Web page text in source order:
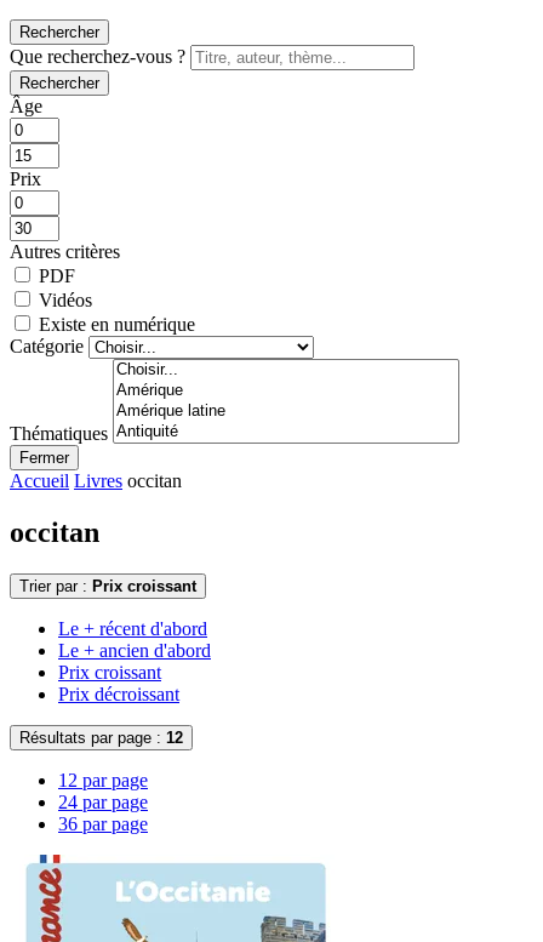
Rechercher
Que recherchez-vous ?
Rechercher
Âge
Prix
Autres critères
PDF
Vidéos
Existe en numérique
Catégorie
Thématiques
Fermer
Accueil Livres occitan
occitan
Trier par : Prix croissant
Le + récent d'abord
Le + ancien d'abord
Prix croissant
Prix décroissant
Résultats par page : 12
12 par page
24 par page
36 par page